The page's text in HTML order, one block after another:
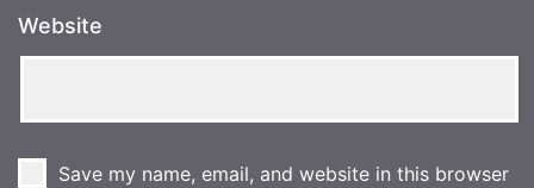
Website
Save my name, email, and website in this browser